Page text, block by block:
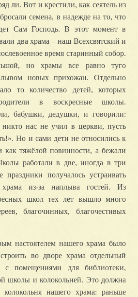
ли. Вот и крестили, как сеятель из
семена, в надежде на то, что
Сам Господь. В этот момент в
два храма – наш Всехсвятский и
время старинный собор.
но храмы все равно туго
новых прихожан. Отдельно
то количество детей, которых
в воскресные школы.
бабушки, дедушки, и говорили:
нас не учил в церкви, пусть
Но и сами дети не относились к
как тяжёлой повинности, а бежали
работали в две, иногда в три
получалось устраивать
из-за наплыва гостей. Из
школ тех лет вышло много
благочинных, благочестивых
настоятелем нашего храма было
во дворе храма отдельный
с помещениями для библиотеки,
школы и колокольней. Это должна
колокольня нашего храма: раньше